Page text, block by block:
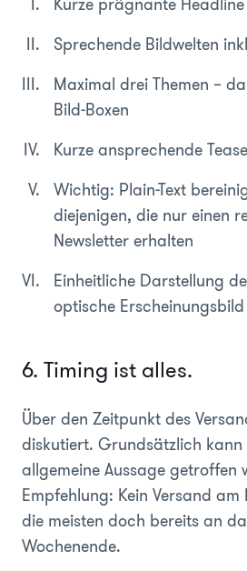
Sprechende Bildwelten
Maximal drei Themen –
Bild-Boxen
Kurze ansprechende
Wichtig: Plain-Text
diejenigen, die nur einen
Newsletter erhalten
Einheitliche Darstellung
optische Erscheinungsbild
6. Timing ist alles.
Über den Zeitpunkt des
diskutiert. Grundsätzlich kann
allgemeine Aussage getroffen
Empfehlung: Kein Versand
die meisten doch bereits an
Wochenende.